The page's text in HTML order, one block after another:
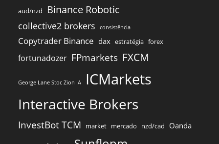
aud/nzd Binance Robotic
collective2 brokers consistência
Copytrader Binance dax estratégia forex
fortunadozer FPmarkets FXCM
George Lane Stoc Zion IA ICMarkets
Interactive Brokers
InvestBot TCM market mercado nzd/cad Oanda